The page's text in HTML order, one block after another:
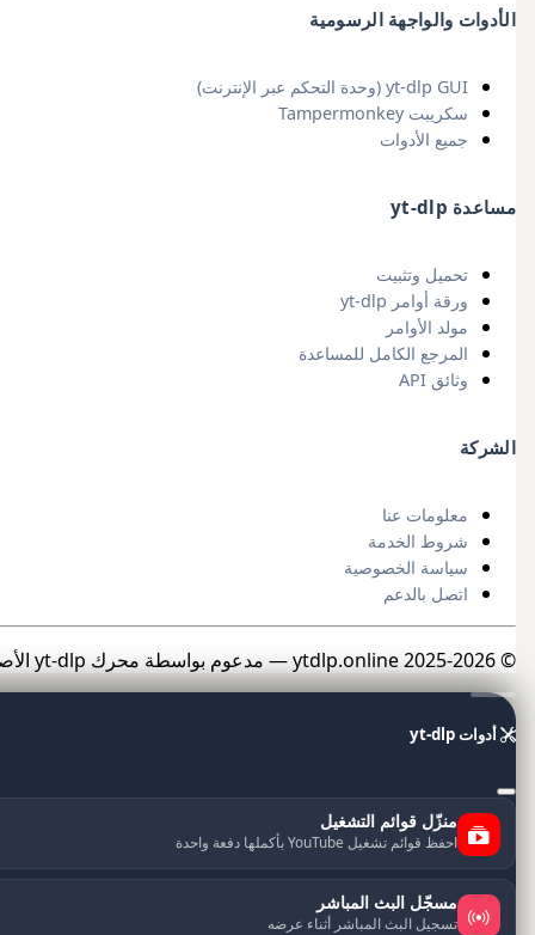
الأدوات والواجهة الرسومية
yt-dlp GUI (وحدة التحكم عبر الإنترنت)
سكريبت Tampermonkey
جميع الأدوات
مساعدة yt-dlp
تحميل وتثبيت
ورقة أوامر yt-dlp
مولد الأوامر
المرجع الكامل للمساعدة
وثائق API
الشركة
معلومات عنا
شروط الخدمة
سياسة الخصوصية
اتصل بالدعم
© 2025-2026 ytdlp.online — مدعوم بواسطة محرك yt-dlp الأصلي.
أدوات yt-dlp
منزّل قوائم التشغيل
احفظ قوائم تشغيل YouTube بأكملها دفعة واحدة
مسجّل البث المباشر
تسجيل البث المباشر أثناء عرضه